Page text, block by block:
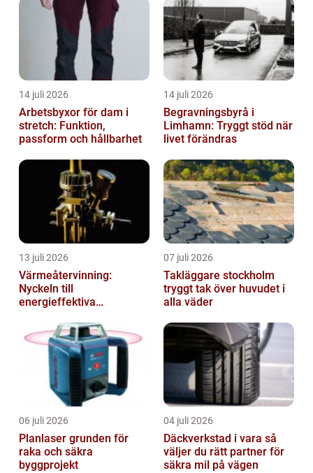
14 juli 2026
Arbetsbyxor för dam i
stretch: Funktion,
passform och hållbarhet
14 juli 2026
Begravningsbyrå i
Limhamn: Tryggt stöd när
livet förändras
13 juli 2026
Värmeåtervinning:
Nyckeln till
energieffektiva
07 juli 2026
Takläggare stockholm
tryggt tak över huvudet i
alla väder
06 juli 2026
Planlaser grunden för
raka och säkra
byggprojekt
04 juli 2026
Däckverkstad i vara så
väljer du rätt partner för
säkra mil på vägen